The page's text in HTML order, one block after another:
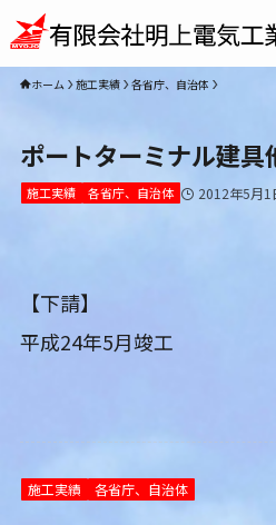
ホーム 施工実績 各省庁、自治体
ポートターミナル建具
施工実績 各省庁、自治体 2012年5月1
【下請】
平成24年5月竣工
施工実績 各省庁、自治体